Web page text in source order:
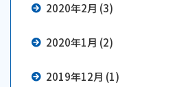
2020年2月 (3)
2020年1月 (2)
2019年12月 (1)